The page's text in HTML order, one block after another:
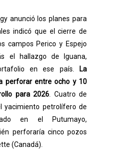
anunció los planes para
indicó que el cierre de
campos Perico y Espejo
el hallazgo de Iguana,
en ese país.
La
perforar entre ocho y 10
para 2026 . Cuatro de
yacimiento petrolífero de
en el Putumayo,
perforaría cinco pozos
(Canadá).